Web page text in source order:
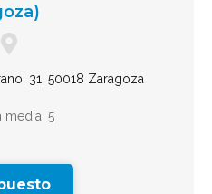
31, 50018 Zaragoza
media: 5